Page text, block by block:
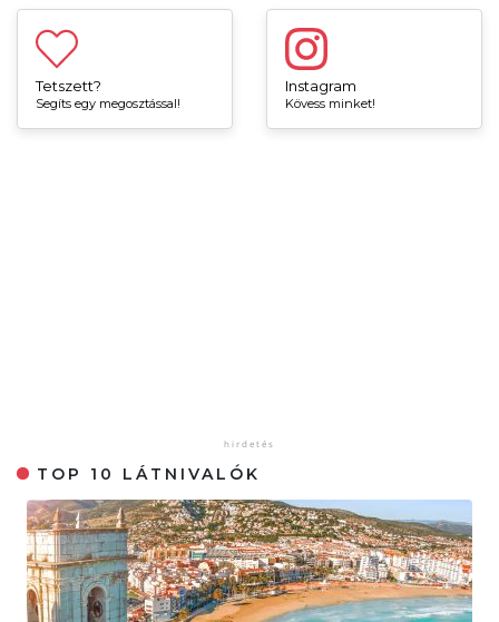
Tetszett?
Segíts egy megosztással!
Instagram
Kövess minket!
TOP 10 LÁTNIVALÓK